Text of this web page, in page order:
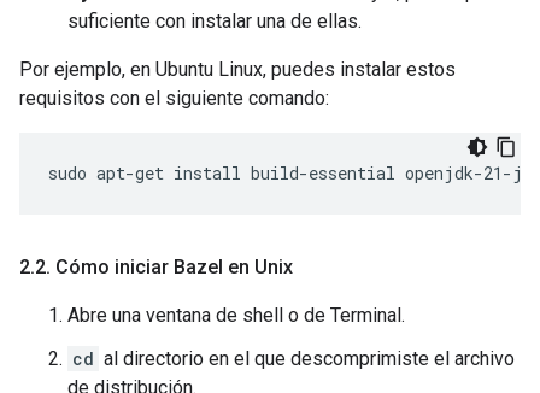
suficiente con instalar una de ellas.
Por ejemplo, en Ubuntu Linux, puedes instalar estos
requisitos con el siguiente comando:
sudo apt-get install build-essential openjdk-21-
2.2. Cómo iniciar Bazel en Unix
Abre una ventana de shell o de Terminal.
cd al directorio en el que descomprimiste el archivo
de distribución.